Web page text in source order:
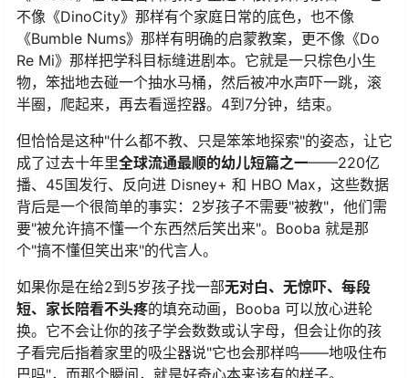
不像《DinoCity》那样有个家庭日常的底色，也不像
《Bumble Nums》那样有明确的启蒙教案，更不像《Do
Re Mi》那样把学科目标缝进剧本。它就是一只棕色小生
物，笨拙地去碰一个抽水马桶，然后被冲水声吓一跳，滚
半圈，爬起来，再去看遥控器。4到7分钟，结束。
但恰恰是这种"什么都不教、只是笨笨地探索"的姿态，让它
成了过去十年里全球流通最顺的幼儿短篇之一——220亿
播、45国发行、反向进 Disney+ 和 HBO Max，这些数据
背后是一个很简单的事实：2岁孩子不需要"被教"，他们需
要"被允许搞不懂一个东西然后笑出来"。Booba 就是那
个"搞不懂但笑出来"的代言人。
如果你是在给2到5岁孩子找一部无对白、无惊吓、每段
短、家长陪看不头疼的填充动画，Booba 可以放心进轮
换。它不会让你的孩子学会数数或认字母，但会让你的孩
子看完后指着家里的吸尘器说"它也会那样呜——地吸住布
巴吗"，而那个瞬间，就是好奇心本来该有的样子。